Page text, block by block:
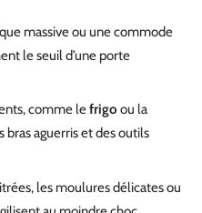
massive ou une commode
le seuil d’une porte
comme lefrigo ou la
bras aguerris et des outils
les moulures délicates ou